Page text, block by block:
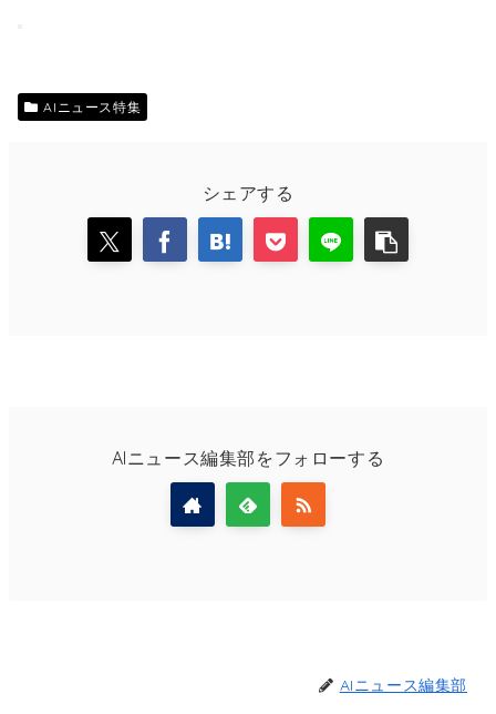
AIニュース特集
シェアする
AIニュース編集部をフォローする
AIニュース編集部